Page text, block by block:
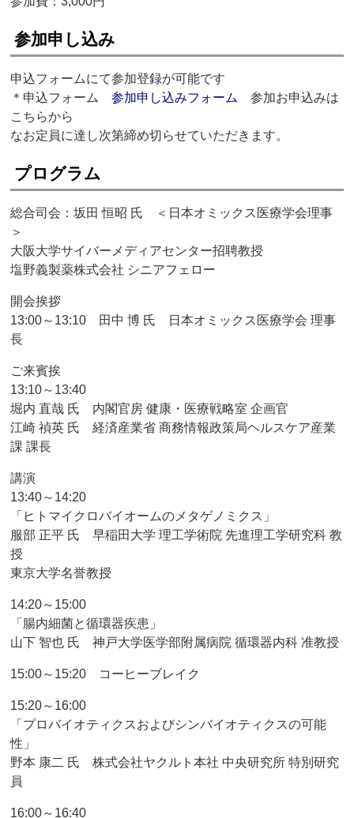
参加申し込み
申込フォームにて参加登録が可能です
＊申込フォーム参加申し込みフォーム
参加お申込みは
こちらから
なお定員に達し次第締め切らせていただきます。
プログラム
総合司会：坂田 恒昭 氏 ＜日本オミックス医療学会理事
＞
大阪大学サイバーメディアセンター招聘教授
塩野義製薬株式会社 シニアフェロー
開会挨拶
13:00～13:10 田中 博 氏 日本オミックス医療学会 理事
長
ご来賓挨
13:10～13:40
堀内 直哉 氏 内閣官房 健康・医療戦略室 企画官
江崎 禎英 氏 経済産業省 商務情報政策局ヘルスケア産業
課 課長
講演
13:40～14:20
「ヒトマイクロバイオームのメタゲノミクス」
服部 正平 氏 早稲田大学 理工学術院 先進理工学研究科 教
授
東京大学名誉教授
14:20～15:00
「腸内細菌と循環器疾患」
山下 智也 氏 神戸大学医学部附属病院 循環器内科 准教授
15:00～15:20 コーヒーブレイク
15:20～16:00
「プロバイオティクスおよびシンバイオティクスの可能
性」
野本 康二 氏 株式会社ヤクルト本社 中央研究所 特別研究
員
16:00～16:40